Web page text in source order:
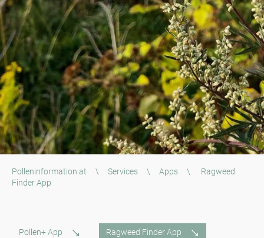
Polleninformation.at \ Services \ Apps \
Ragweed
Finder App
Pollen+ App Ragweed Finder App